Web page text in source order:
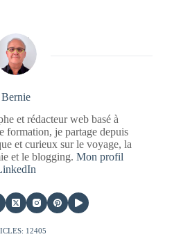
Bernie
et rédacteur web basé à
formation, je partage depuis
et curieux sur le voyage, la
et le blogging. Mon profil
12405